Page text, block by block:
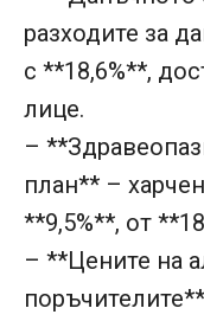
разходите за
с **18,6%**,
лице.
–
план** –
**9,5%**, от
– **Цените на